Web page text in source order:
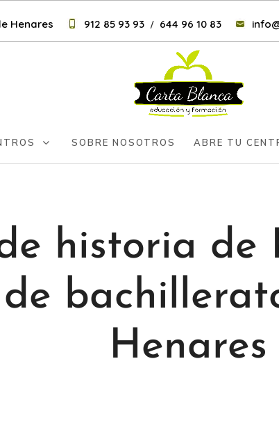
Henares 912 85 93 93 / 644 96 10 83
SOBRE NOSOTROS ABRE TU
historia de
Henares